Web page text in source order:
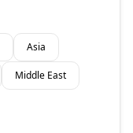
Asia
Middle East